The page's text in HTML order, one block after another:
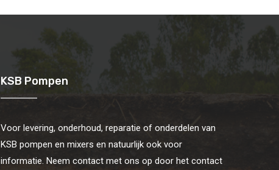
KSB Pompen
Voor levering, onderhoud, reparatie of onderdelen van
KSB pompen en mixers en natuurlijk ook voor
informatie. Neem contact met ons op door het contact